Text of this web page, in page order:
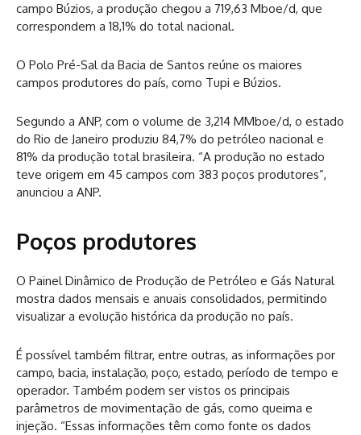
campo Búzios, a produção chegou a 719,63 Mboe/d, que
correspondem a 18,1% do total nacional.
O Polo Pré-Sal da Bacia de Santos reúne os maiores
campos produtores do país, como Tupi e Búzios.
Segundo a ANP, com o volume de 3,214 MMboe/d, o estado
do Rio de Janeiro produziu 84,7% do petróleo nacional e
81% da produção total brasileira. “A produção no estado
teve origem em 45 campos com 383 poços produtores”,
anunciou a ANP.
Poços produtores
O Painel Dinâmico de Produção de Petróleo e Gás Natural
mostra dados mensais e anuais consolidados, permitindo
visualizar a evolução histórica da produção no país.
É possível também filtrar, entre outras, as informações por
campo, bacia, instalação, poço, estado, período de tempo e
operador. Também podem ser vistos os principais
parâmetros de movimentação de gás, como queima e
injeção. “Essas informações têm como fonte os dados